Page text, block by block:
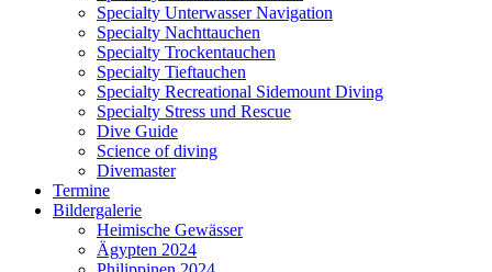
Specialty Unterwasser Navigation
Specialty Nachttauchen
Specialty Trockentauchen
Specialty Tieftauchen
Specialty Recreational Sidemount Diving
Specialty Stress und Rescue
Dive Guide
Science of diving
Divemaster
Termine
Bildergalerie
Heimische Gewässer
Ägypten 2024